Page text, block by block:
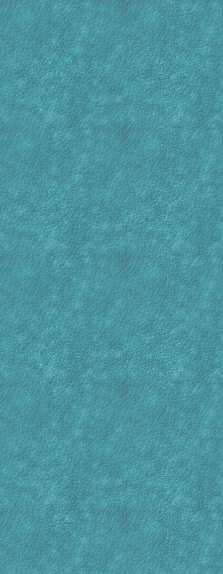
[15 Nov : 08:27]
schutter
[14 Nov : 07:22]
gaan,
als het
meer
marjan
[15 Oct : 15:37]
omdat
van
Bassiekoi
[07 Sep : 10:24]
koitje harry
[29 Jul : 17:32]
Net
een
Ewit
van
je
schutter
[21 Jul : 22:24]
Bassiekoi
[15 Jun : 11:20]
weslingh
[06 May : 22:12]
Bassiekoi
[04 May : 10:59]
Kornelis
[19 Mar : 21:04]
koitje harry
[10 Jan : 08:14]
De
Bassiekoi
[31 Dec : 20:52]
Ook
Bas
[31 Dec : 00:22]
mooi
Bassiekoi
[25 Dec : 12:03]
Ik
janh
[06 Nov : 16:54]
Bassie
...en
PatrickF
[25 Oct : 17:47]
Speel
Kornelis